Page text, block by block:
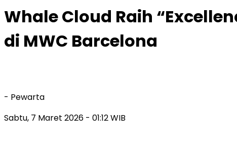
Whale Cloud Raih
di MWC Barcelona
- Pewarta
Sabtu, 7 Maret 2026 - 01:12 WIB